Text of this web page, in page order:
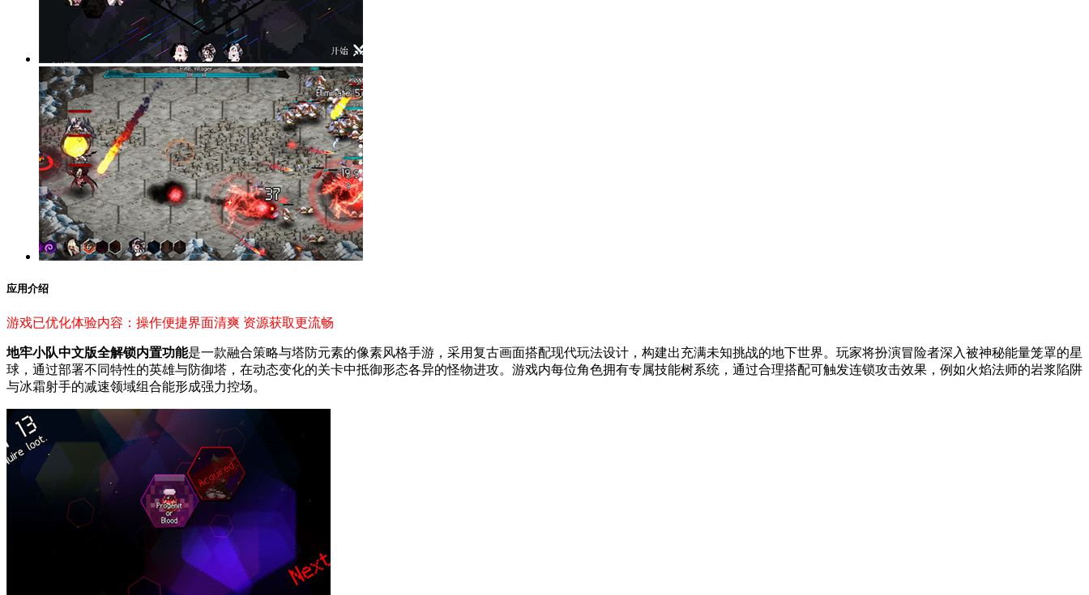
应用介绍
游戏已优化体验内容：操作便捷界面清爽 资源获取更流畅
地牢小队中文版全解锁内置功能是一款融合策略与塔防元素的像素风格手游，采用复古画面搭配现代玩法设计，构建出充满未知挑战的地下世界。玩家将扮演冒险者深入被神秘能量笼罩的星
球，通过部署不同特性的英雄与防御塔，在动态变化的关卡中抵御形态各异的怪物进攻。游戏内每位角色拥有专属技能树系统，通过合理搭配可触发连锁攻击效果，例如火焰法师的岩浆陷阱
与冰霜射手的减速领域组合能形成强力控场。